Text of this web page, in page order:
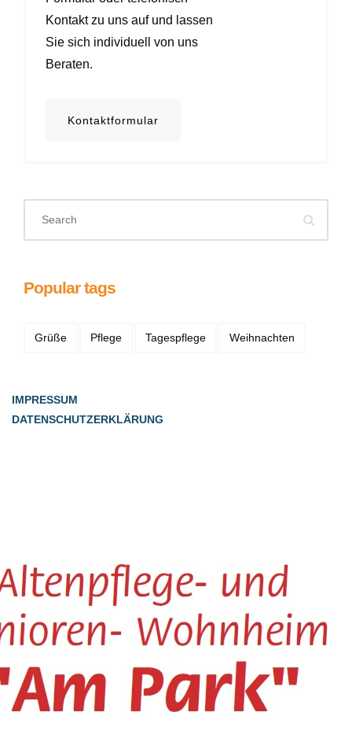
Kontakt zu uns auf und lassen
Sie sich individuell von uns
Beraten.
Kontaktformular
Popular tags
Grüße Pflege Tagespflege Weihnachten
IMPRESSUM
DATENSCHUTZERKLÄRUNG